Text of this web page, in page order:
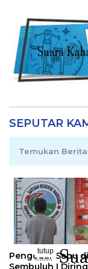
SEPUTAR
Temukan
Pengedar Sabu
Sembuluh I
tutup
..........